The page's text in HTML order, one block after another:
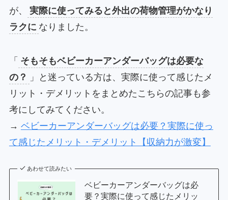
が、
実際に使ってみると外出の荷物管理がかなり
ラクに なりました。
「 そもそもベビーカーアンダーバッグは必要な
の？
」と迷っている方は、実際に使って感じたメ
リット・デメリットをまとめたこちらの記事も参
考にしてみてください。
→ ベビーカーアンダーバッグは必要？実際に使っ
て感じたメリット・デメリット【収納力が激変】
あわせて読みたい
ベビーカーアンダーバッグは必
要？実際に使って感じたメリッ